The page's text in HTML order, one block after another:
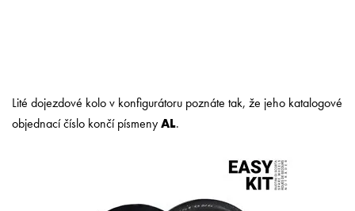
Lité dojezdové kolo v konfigurátoru poznáte tak, že jeho katalogové
objednací číslo končí písmenyAL.